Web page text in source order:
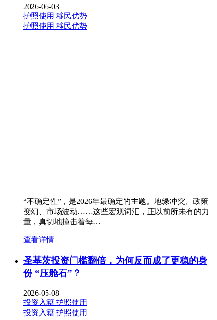
2026-06-03
护照使用 移民优势
护照使用 移民优势
“不确定性”，是2026年最确定的主题。地缘冲突、政策
变幻、市场波动……这些宏观词汇，正以前所未有的力
量，真切地撞击着每…
查看详情
圣基茨投资门槛翻倍，为何反而成了更稳的身
份 “压舱石”？
2026-05-08
投资入籍 护照使用
投资入籍 护照使用